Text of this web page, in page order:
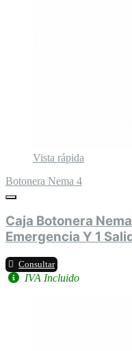
Vista rápida
Botonera Nema 4
Caja Botonera
Emergencia Y 1
Consultar
IVA Incluido